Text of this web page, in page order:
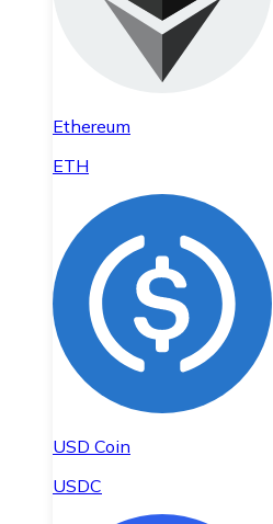
Ethereum
ETH
USD Coin
USDC